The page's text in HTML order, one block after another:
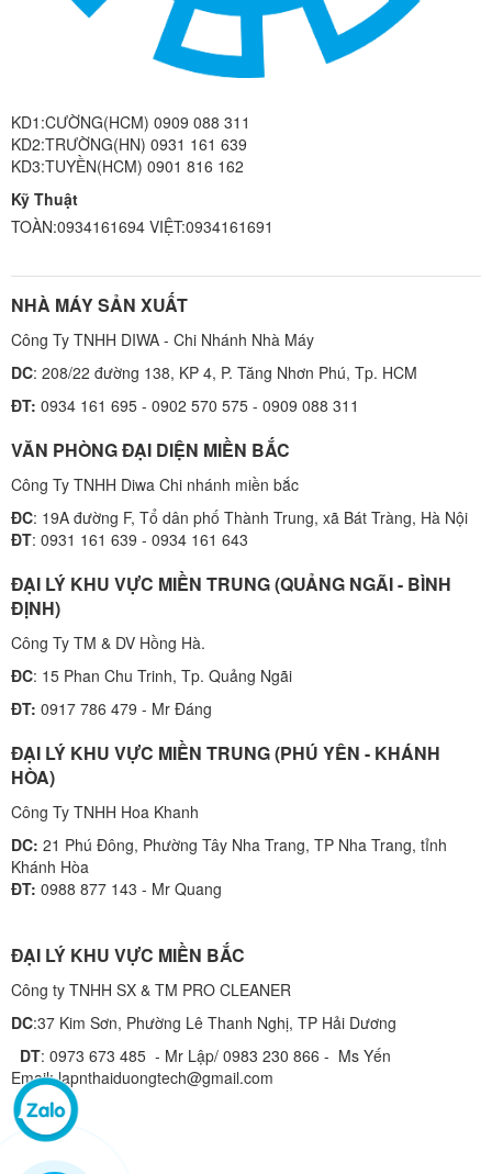
KD1:CƯỜNG(HCM) 0909 088 311
KD2:TRƯỜNG(HN) 0931 161 639
KD3:TUYỀN(HCM) 0901 816 162
Kỹ Thuật
TOÀN:0934161694 VIỆT:0934161691
NHÀ MÁY SẢN XUẤT
Công Ty TNHH DIWA - Chi Nhánh Nhà Máy
DC: 208/22 đường 138, KP 4, P. Tăng Nhơn Phú, Tp. HCM
ĐT: 0934 161 695 - 0902 570 575 - 0909 088 311
VĂN PHÒNG ĐẠI DIỆN MIỀN BẮC
Công Ty TNHH Diwa Chi nhánh miền bắc
ĐC: 19A đường F, Tổ dân phố Thành Trung, xã Bát Tràng, Hà Nội
ĐT: 0931 161 639 - 0934 161 643
ĐẠI LÝ KHU VỰC MIỀN TRUNG (QUẢNG NGÃI - BÌNH
ĐỊNH)
Công Ty TM & DV Hồng Hà.
ĐC: 15 Phan Chu Trinh, Tp. Quảng Ngãi
ĐT: 0917 786 479 - Mr Đáng
ĐẠI LÝ KHU VỰC MIỀN TRUNG (PHÚ YÊN - KHÁNH
HÒA)
Công Ty TNHH Hoa Khanh
DC: 21 Phú Đông, Phường Tây Nha Trang, TP Nha Trang, tỉnh
Khánh Hòa
ĐT: 0988 877 143 - Mr Quang
ĐẠI LÝ KHU VỰC MIỀN BẮC
Công ty TNHH SX & TM PRO CLEANER
DC:37 Kim Sơn, Phường Lê Thanh Nghị, TP Hải Dương
DT: 0973 673 485 - Mr Lập/ 0983 230 866 - Ms Yến
Email: lapnthaiduongtech@gmail.com